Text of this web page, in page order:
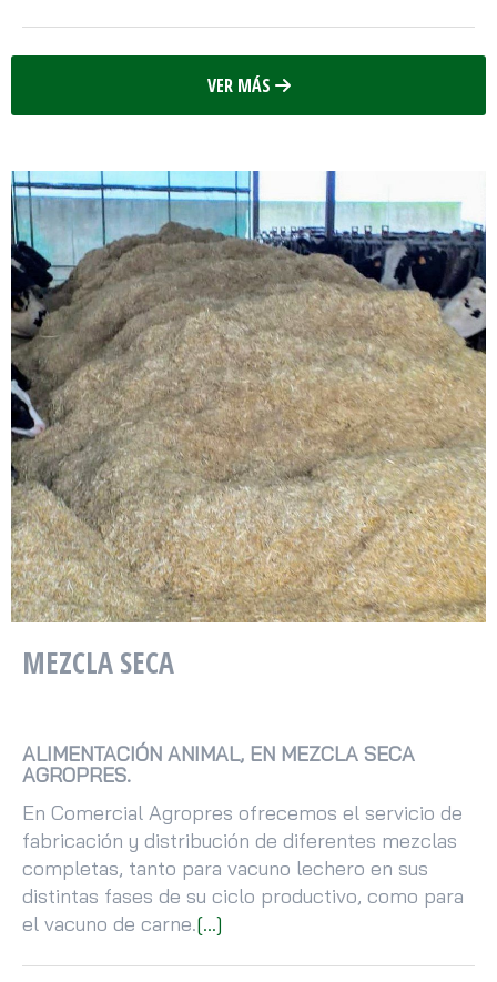
VER MÁS
MEZCLA SECA
ALIMENTACIÓN ANIMAL, EN MEZCLA SECA
AGROPRES.
En Comercial Agropres ofrecemos el servicio de
fabricación y distribución de diferentes mezclas
completas, tanto para vacuno lechero en sus
distintas fases de su ciclo productivo, como para
el vacuno de carne.[...]